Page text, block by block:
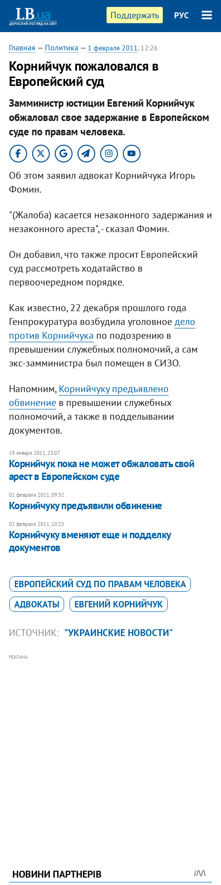
Поддержать РУС
Главная — Политика — 1 февраля 2011, 12:26
Корнийчук пожаловался в
Европейский суд
Замминистр юстиции Евгений Корнийчук
обжаловал свое задержание в Европейском
суде по правам человека.
Об этом заявил адвокат Корнийчука Игорь
Фомин.
"(Жалоба) касается незаконного задержания и
незаконного ареста", - сказал Фомин.
Он добавил, что также просит Европейский
суд рассмотреть ходатайство в
первоочередном порядке.
Как известно, 22 декабря прошлого года
Генпрокуратура возбудила уголовноедело
против Корнийчука по подозрению в
превышении служебных полномочий, а сам
экс-замминистра был помещен в СИЗО.
Напомним,Корнийчуку предъявлено
обвинениев превышении служебных
полномочий, а также в подделывании
документов.
19 января 2011, 23:07
Корнийчук пока не может обжаловать свой
арест в Европейском суде
01 февраля 2011, 09:32
Корнийчуку предъявили обвинение
01 февраля 2011, 10:23
Корнийчуку вменяют еще и подделку
документов
ЕВРОПЕЙСКИЙ СУД ПО ПРАВАМ ЧЕЛОВЕКА
АДВОКАТЫ
ЕВГЕНИЙ КОРНИЙЧУК
ИСТОЧНИК: "УКРАИНСКИЕ НОВОСТИ"
РЕКЛАМА